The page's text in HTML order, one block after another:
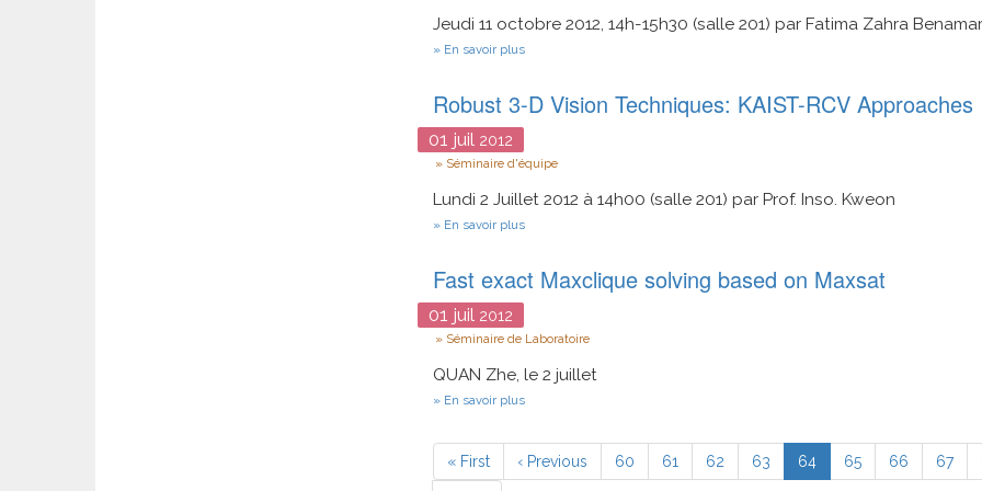
Jeudi 11 octobre 2012, 14h-15h30 (salle 201) par Fatima Zahra Benamar
En savoir plussur
temps
de
vision
Robust 3-D Vision Techniques: KAIST-RCV Approaches
01 juil 2012
Type
Séminaire d'équipe
Lundi 2 Juillet 2012 à 14h00 (salle 201) par Prof. Inso. Kweon
En savoir plussur
D
Vision
RCV
Fast exact Maxclique solving based on Maxsat
01 juil 2012
Type
Séminaire de Laboratoire
QUAN Zhe, le 2 juillet
En savoir plussur
solving
based
Pagination
Première
page
« First
Page
précédente
‹ Previous Page
60 Page
61 Page
62 Page
63
Page
courante
64 Page
65 Page
66 Page
67